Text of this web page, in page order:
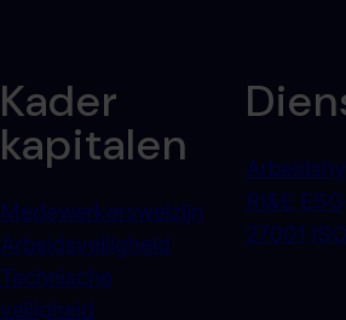
Kader
kapitalen
Medewerkerswelzijn
Arbeidsveiligheid
Technische
veiligheid
RI&E ESG
27001